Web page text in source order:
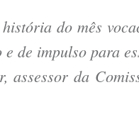
do mês
de impulso para
da